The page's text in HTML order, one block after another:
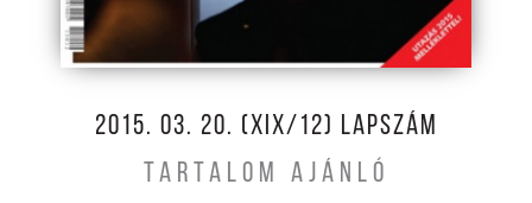
2015. 03. 20. (XIX/12) LAPSZÁM
TARTALOM AJÁNLÓ